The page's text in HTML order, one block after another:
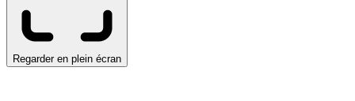
Regarder en plein écran